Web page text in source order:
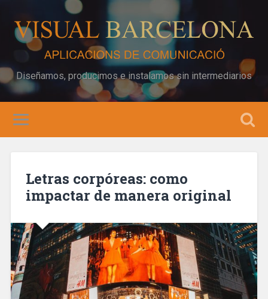
Diseñamos, producimos e instalamos sin intermediarios
Letras corpóreas: como
impactar de manera original